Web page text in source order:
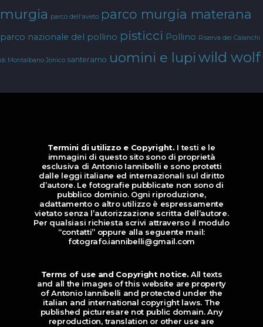
murgia parco dell'aveto parco murgia materana
parco nazionale del pollino pisticci Pollino Riserva dei Calanchi
di Montalbano Jonico santeramo uomini e lupi wild wolf
Termini di utilizzo e Copyright. I testi e le
immagini di questo sito sono di proprietà
esclusiva di Antonio Iannibelli e sono protetti
dalle leggi italiane ed internazionali sul diritto
d’autore. Le fotografie pubblicate non sono di
pubblico dominio. Ogni riproduzione,
adattamento o altro utilizzo è espressamente
vietato senza l’autorizzazione scritta dell’autore.
Per qualsiasi richiesta scrivi attraverso il modulo
“contatti” oppure alla seguente mail:
fotografo.iannibelli@gmail.com
Terms of use and Copyright notice. All texts
and all the images of this website are property
of Antonio Iannibelli and protected under the
italian and international copyright laws. The
published picturesare not public domain. Any
reproduction, translation or other use are